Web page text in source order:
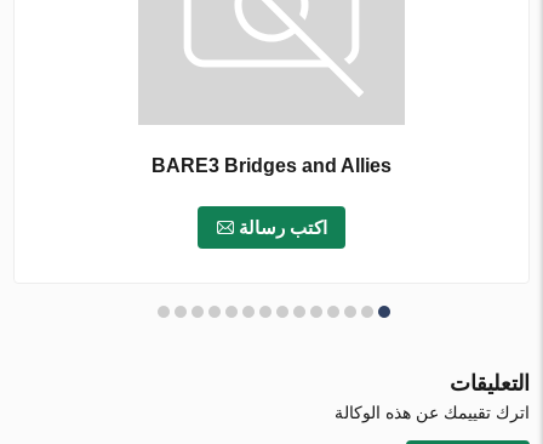
BARE3 Bridges and Allies
اكتب رسالة
التعليقات
اترك تقييمك عن هذه الوكالة